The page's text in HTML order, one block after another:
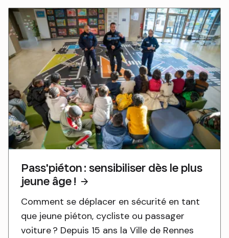
Pass'piéton : sensibiliser dès le plus
jeune âge !
Comment se déplacer en sécurité en tant
que jeune piéton, cycliste ou passager
voiture ? Depuis 15 ans la Ville de Rennes